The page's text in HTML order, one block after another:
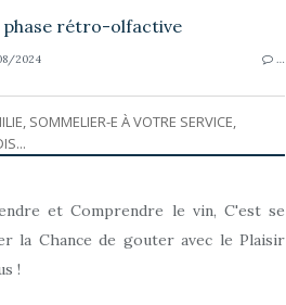
2024 …
SOMMELIER-E À VOTRE SERVICE,
et Comprendre le vin, C'est se
la Chance de gouter avec le Plaisir
!